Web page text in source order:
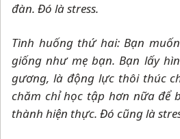
đàn. Đó là stress.
Tình huống thứ hai: Bạn
giống như mẹ bạn. Bạn lấy
gương, là động lực thôi thúc
chăm chỉ học tập hơn nữa để
thành hiện thực. Đó cũng là